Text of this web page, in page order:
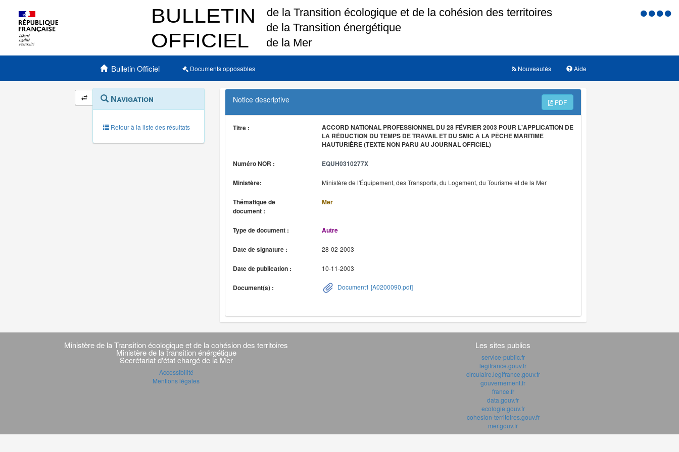
Menu
Menu principal
Bulletin Officiel Documents opposables Aide
Nouveautés
Navigation
et
outils
annexes
Menu
contextuel
Navigation
Retour à la liste des résultats
Notice descriptive PDF
Titre :
ACCORD NATIONAL PROFESSIONNEL DU 28 FÉVRIER 2003 POUR L'APPLICATION DE
LA RÉDUCTION DU TEMPS DE TRAVAIL ET DU SMIC À LA PÊCHE MARITIME
HAUTURIÈRE (TEXTE NON PARU AU JOURNAL OFFICIEL)
Numéro NOR : EQUH0310277X
Ministère: Ministère de l'Équipement, des Transports, du Logement, du Tourisme et de la Mer
Thématique de
document :
Mer
Type de document : Autre
Date de signature : 28-02-2003
Date de publication : 10-11-2003
Document(s) : Document1 [A0200090.pdf]
Navigation
transverseMinistère de la Transition écologique et de la cohésion des territoires
Ministère de la transition énérgétique
Secrétariat d'état chargé de la Mer
Accessibilité
Mentions légales
Les sites publics
service-public.fr
legifrance.gouv.fr
circulaire.legifrance.gouv.fr
gouvernement.fr
france.fr
data.gouv.fr
ecologie.gouv.fr
cohesion-territoires.gouv.fr
mer.gouv.fr